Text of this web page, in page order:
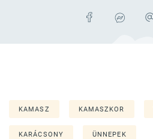
KAMASZ KAMASZKOR
KARÁCSONY ÜNNEPEK